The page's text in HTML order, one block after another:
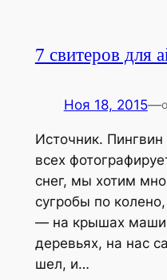
7 свитеров для
Ноя 18, 2015—
Источник.
всех
снег, мы хотим
сугробы по
— на крышах
деревьях, на нас
шел, и…